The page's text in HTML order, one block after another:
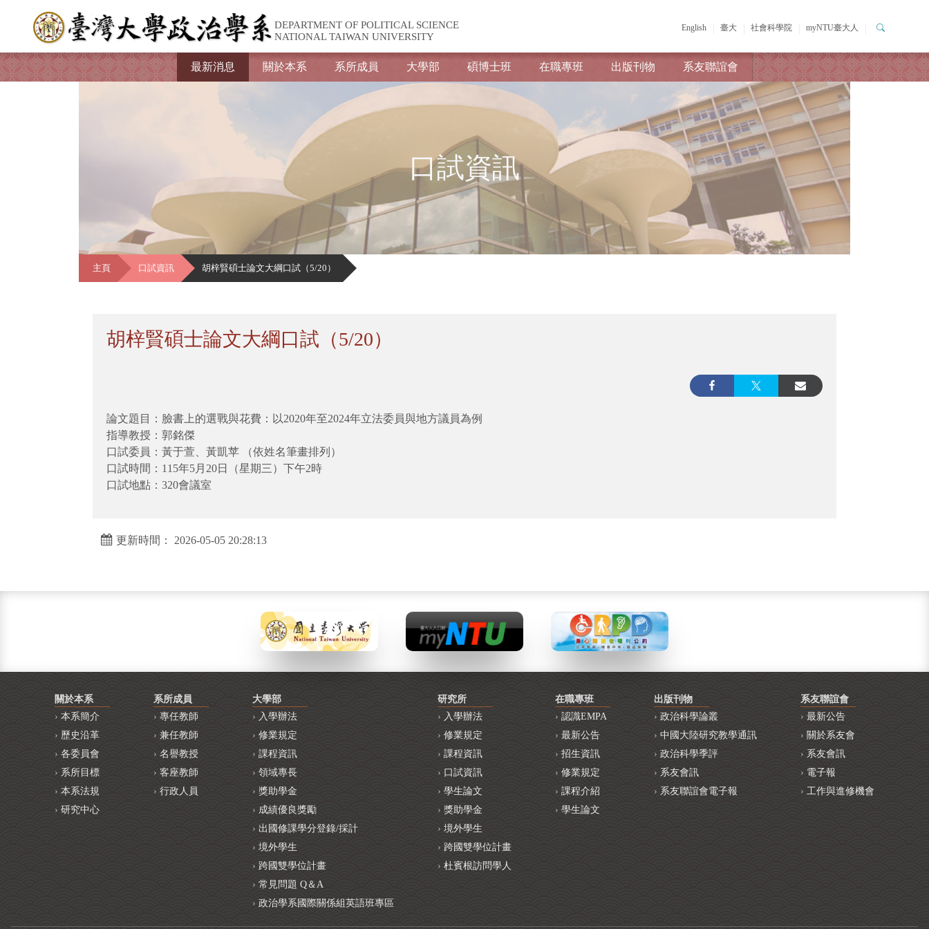
DEPARTMENT OF POLITICAL SCIENCE
NATIONAL TAIWAN UNIVERSITY
English 臺大 社會科學院 myNTU臺大人
最新消息 關於本系 系所成員 大學部 碩博士班 在職專班 出版刊物 系友聯誼會
口試資訊
主頁 口試資訊 胡梓賢碩士論文大綱口試（5/20）
胡梓賢碩士論文大綱口試（5/20）
論文題目：臉書上的選戰與花費：以2020年至2024年立法委員與地方議員為例
指導教授：郭銘傑
口試委員：黃于萱、黃凱苹 （依姓名筆畫排列）
口試時間：115年5月20日（星期三）下午2時
口試地點：320會議室
更新時間： 2026-05-05 20:28:13
關於本系
本系簡介
歷史沿革
各委員會
系所目標
本系法規
研究中心
系所成員
專任教師
兼任教師
名譽教授
客座教師
行政人員
大學部
入學辦法
修業規定
課程資訊
領域專長
獎助學金
成績優良獎勵
出國修課學分登錄/採計
境外學生
跨國雙學位計畫
常見問題 Q＆A
政治學系國際關係組英語班專區
研究所
入學辦法
修業規定
課程資訊
口試資訊
學生論文
獎助學金
境外學生
跨國雙學位計畫
杜賓根訪問學人
在職專班
認識EMPA
最新公告
招生資訊
修業規定
課程介紹
學生論文
出版刊物
政治科學論叢
中國大陸研究教學通訊
政治科學季評
系友會訊
系友聯誼會電子報
系友聯誼會
最新公告
關於系友會
系友會訊
電子報
工作與進修機會